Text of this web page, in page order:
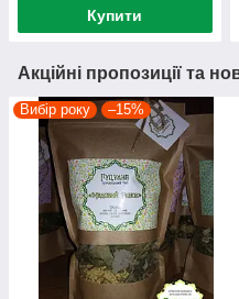
Купити
Акційні пропозиції та
Вибір року –15%